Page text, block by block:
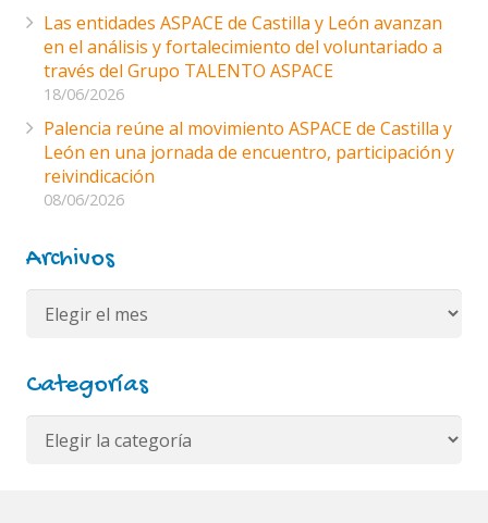
Las entidades ASPACE de Castilla y León avanzan
en el análisis y fortalecimiento del voluntariado a
través del Grupo TALENTO ASPACE
18/06/2026
Palencia reúne al movimiento ASPACE de Castilla y
León en una jornada de encuentro, participación y
reivindicación
08/06/2026
Archivos
Archivos
Categorías
Categorías